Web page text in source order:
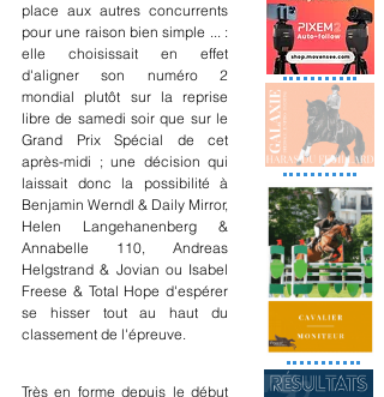
place aux autres concurrents
pour une raison bien simple ... :
elle choisissait en effet
d'aligner son numéro 2
mondial plutôt sur la reprise
libre de samedi soir que sur le
Grand Prix Spécial de cet
après-midi ; une décision qui
laissait donc la possibilité à
Benjamin Werndl & Daily Mirror,
Helen Langehanenberg &
Annabelle 110, Andreas
Helgstrand & Jovian ou Isabel
Freese & Total Hope d'espérer
se hisser tout au haut du
classement de l'épreuve.
Très en forme depuis le début